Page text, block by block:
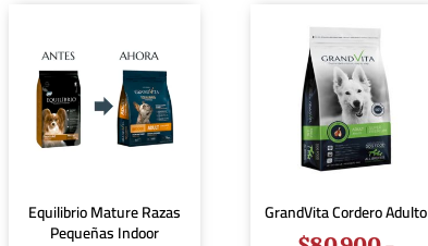
Equilibrio Mature Razas
Pequeñas Indoor
GrandVita Cordero Adulto